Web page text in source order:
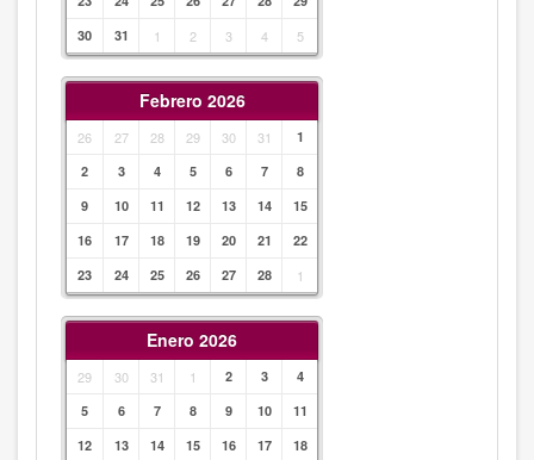
30
31 1 2 3 4 5
Febrero 2026
26 27 28 29 30 31
1
2
3 4 5 6 7
8
9
10 11 12 13 14
15
16
17 18 19 20 21
22
23
24 25 26 27 28 1
Enero 2026
29 30 31 1 2 3
4
5
6 7 8 9 10
11
12
13 14 15 16 17
18